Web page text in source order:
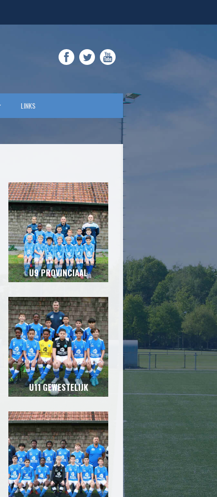
FACEBOOKTWITTERYOUTUBE
LINKS
U9 PROVINCIAAL
U11 GEWESTELIJK